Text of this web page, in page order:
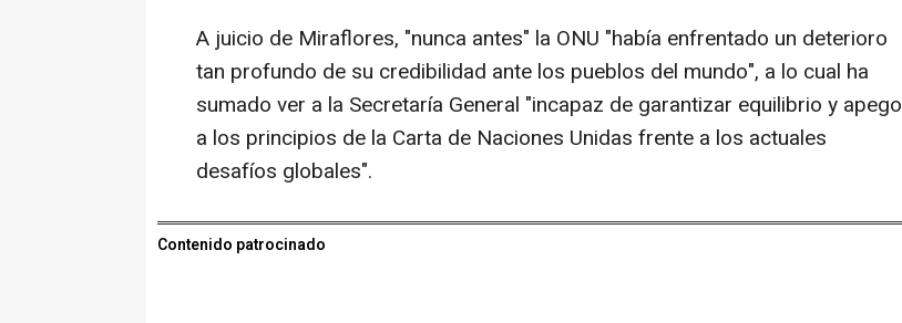
A juicio de Miraflores, "nunca antes" la ONU "había enfrentado un deterioro
tan profundo de su credibilidad ante los pueblos del mundo", a lo cual ha
sumado ver a la Secretaría General "incapaz de garantizar equilibrio y apego
a los principios de la Carta de Naciones Unidas frente a los actuales
desafíos globales".
Contenido patrocinado